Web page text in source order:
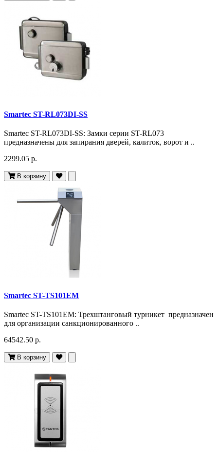
Smartec ST-RL073DI-SS
Smartec ST-RL073DI-SS: Замки серии ST-RL073
предназначены для запирания дверей, калиток, ворот и ..
2299.05 р.
В корзину
Smartec ST-TS101EM
Smartec ST-TS101EM: Трехштанговый турникет предназначен
для организации санкционированного ..
64542.50 р.
В корзину